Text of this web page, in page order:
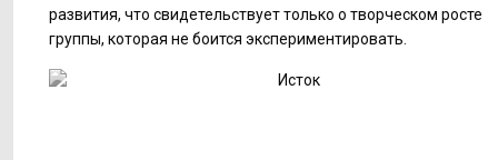
развития, что свидетельствует только о творческом росте
группы, которая не боится экспериментировать.